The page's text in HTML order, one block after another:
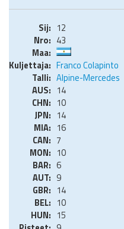
12
43
Franco Colapinto
Alpine-Mercedes
14
10
14
16
7
10
6
9
14
10
15